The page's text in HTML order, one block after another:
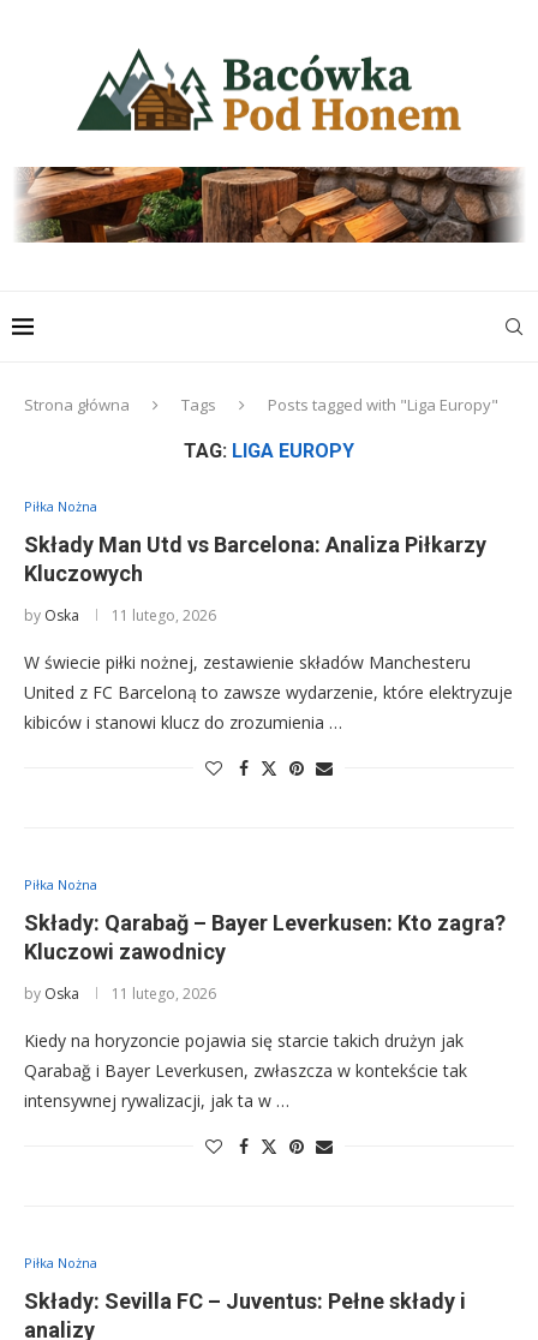
Strona główna Tags Posts tagged with "Liga Europy"
TAG: LIGA EUROPY
Piłka Nożna
Składy Man Utd vs Barcelona: Analiza Piłkarzy
Kluczowych
by Oska 11 lutego, 2026
W świecie piłki nożnej, zestawienie składów Manchesteru
United z FC Barceloną to zawsze wydarzenie, które elektryzuje
kibiców i stanowi klucz do zrozumienia …
Piłka Nożna
Składy: Qarabağ – Bayer Leverkusen: Kto zagra?
Kluczowi zawodnicy
by Oska 11 lutego, 2026
Kiedy na horyzoncie pojawia się starcie takich drużyn jak
Qarabağ i Bayer Leverkusen, zwłaszcza w kontekście tak
intensywnej rywalizacji, jak ta w …
Piłka Nożna
Składy: Sevilla FC – Juventus: Pełne składy i
analizy